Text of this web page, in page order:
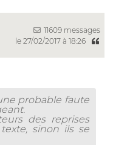
11609 messages
le 27/02/2017 à 18:26
probable faute
des reprises
sinon ils se